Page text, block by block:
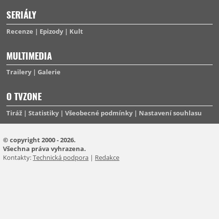
SERIÁLY
Recenze Epizody Kult
MULTIMEDIA
Trailery Galerie
O TVZONE
Tiráž Statistiky Všeobecné podmínky Nastavení souhlasu
© copyright 2000 - 2026.
Všechna práva vyhrazena.
Kontakty:Technická podpora | Redakce